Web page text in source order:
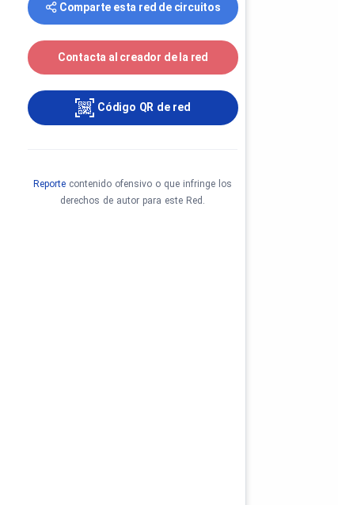
Comparte esta red de circuitos
Contacta al creador de la red
Código QR de red
Reporte contenido ofensivo o que infringe los
derechos de autor para este Red.